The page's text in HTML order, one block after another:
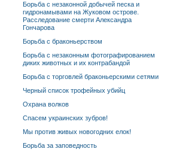
Борьба с незаконной добычей песка и
гидронамывами на Жуковом острове.
Расследование смерти Александра
Гончарова
Борьба с браконьерством
Борьба с незаконным фотографированием
диких животных и их контрабандой
Борьба с торговлей браконьерскими сетями
Черный список трофейных убийц
Охрана волков
Спасем украинских зубров!
Мы против живых новогодних елок!
Борьба за заповедность